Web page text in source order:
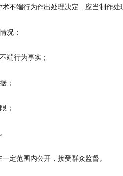
术不端行为作出处理决定，应当制作
况；
端行为事实；
；
；
定范围内公开，接受群众监督。